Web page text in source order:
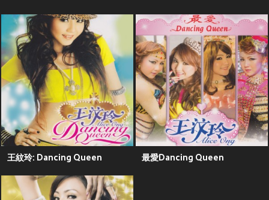
王紋玲: Dancing Queen 最愛Dancing Queen